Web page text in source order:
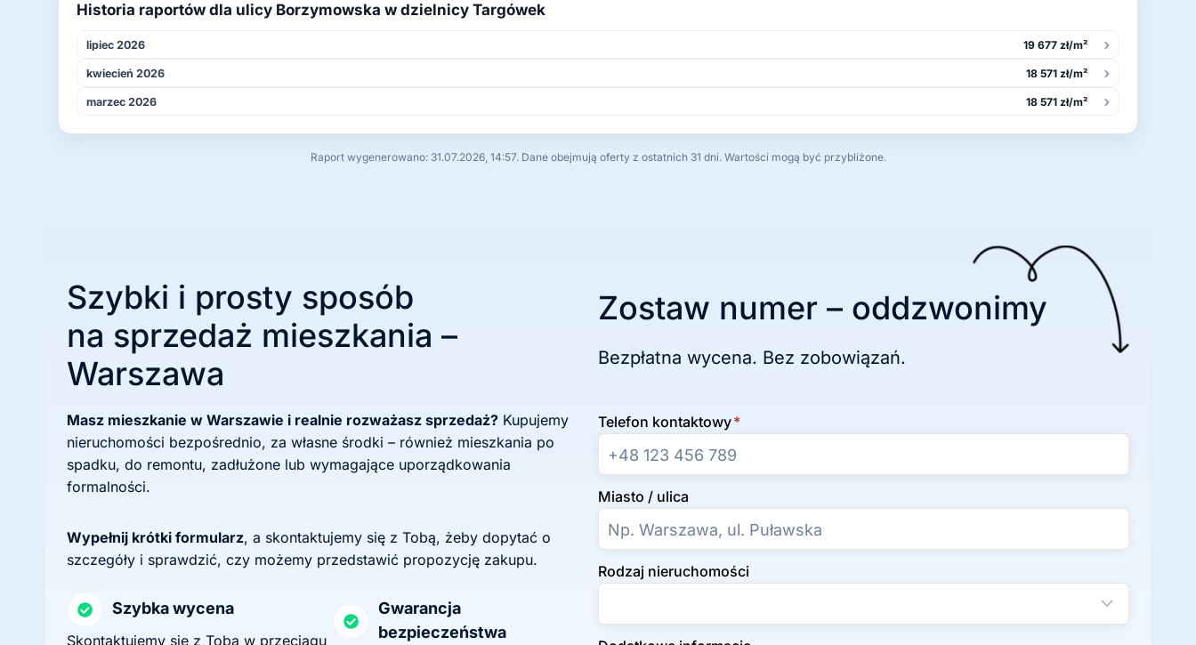
Historia raportów dla ulicy Borzymowska w dzielnicy Targówek
lipiec 2026 19 677 zł/m² ›
kwiecień 2026 18 571 zł/m² ›
marzec 2026 18 571 zł/m² ›
Raport wygenerowano: 31.07.2026, 14:57. Dane obejmują oferty z ostatnich 31 dni. Wartości mogą być przybliżone.
Szybki i prosty sposób
na sprzedaż mieszkania –
Warszawa
Masz mieszkanie w Warszawie i realnie rozważasz sprzedaż? Kupujemy
nieruchomości bezpośrednio, za własne środki – również mieszkania po
spadku, do remontu, zadłużone lub wymagające uporządkowania
formalności.
Wypełnij krótki formularz, a skontaktujemy się z Tobą, żeby dopytać o
szczegóły i sprawdzić, czy możemy przedstawić propozycję zakupu.
Szybka wycena
Skontaktujemy się z Tobą w przeciągu
Gwarancja
bezpieczeństwa
Zostaw numer – oddzwonimy
Bezpłatna wycena. Bez zobowiązań.
Telefon kontaktowy*
Miasto / ulica
Rodzaj nieruchomości